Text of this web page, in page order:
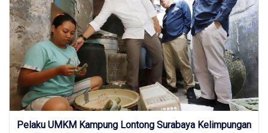
Pelaku UMKM Kampung Lontong Surabaya Kelimpungan